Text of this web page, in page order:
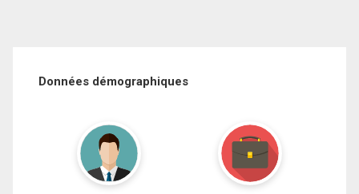
Données démographiques